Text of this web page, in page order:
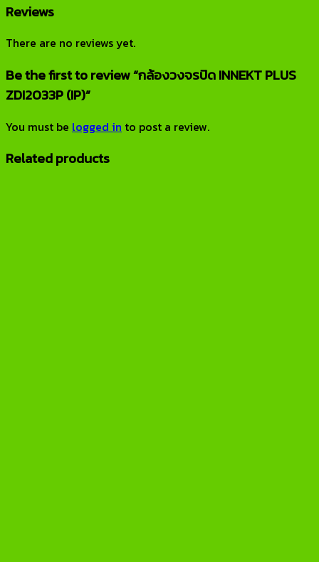
Reviews
There are no reviews yet.
Be the first to review “กล้องวงจรปิด INNEKT PLUS
ZDI2033P (IP)”
You must be logged in to post a review.
Related products